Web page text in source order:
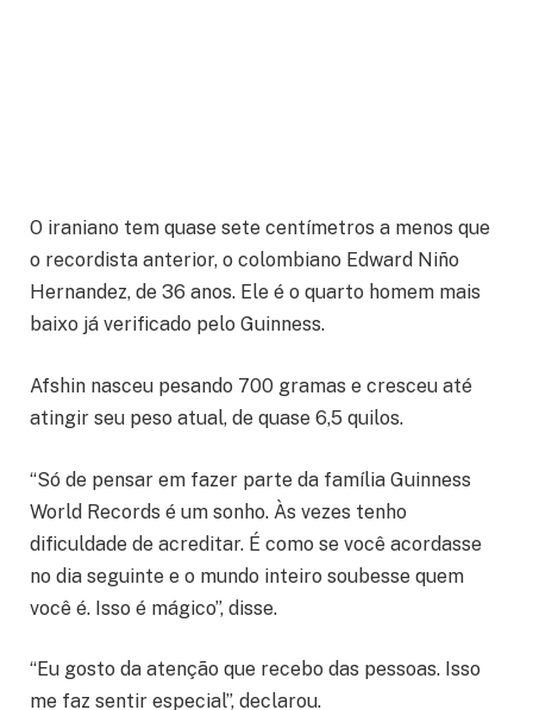
O iraniano tem quase sete centímetros a menos que
o recordista anterior, o colombiano Edward Niño
Hernandez, de 36 anos. Ele é o quarto homem mais
baixo já verificado pelo Guinness.
Afshin nasceu pesando 700 gramas e cresceu até
atingir seu peso atual, de quase 6,5 quilos.
“Só de pensar em fazer parte da família Guinness
World Records é um sonho. Às vezes tenho
dificuldade de acreditar. É como se você acordasse
no dia seguinte e o mundo inteiro soubesse quem
você é. Isso é mágico”, disse.
“Eu gosto da atenção que recebo das pessoas. Isso
me faz sentir especial”, declarou.